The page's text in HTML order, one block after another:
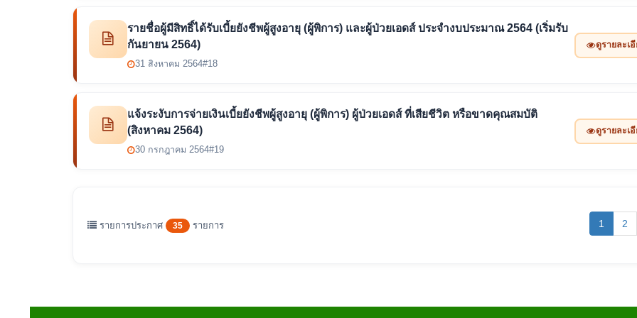
รายชื่อผู้มีสิทธิ์ได้รับเบี้ยยังชีพผู้สูงอายุ (ผู้พิการ) และผู้ป่วยเอดส์ ประจำงบประมาณ 2564 (เริ่มรับ
กันยายน 2564)
31 สิงหาคม 2564#18
ดูรายละเ
แจ้งระงับการจ่ายเงินเบี้ยยังชีพผู้สูงอายุ (ผู้พิการ) ผู้ป่วยเอดส์ ที่เสียชีวิต หรือขาดคุณสมบัติ
(สิงหาคม 2564)
30 กรกฎาคม 2564#19
ดูรายละเ
รายการประกาศ 35 รายการ 1 (current)
2